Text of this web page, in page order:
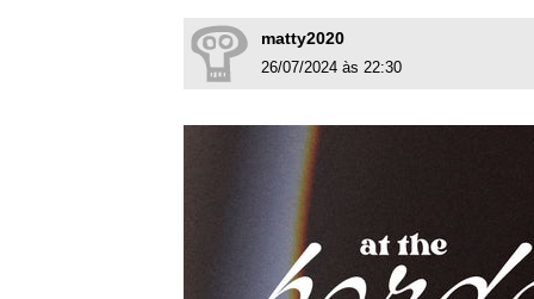
matty2020
26/07/2024 às 22:30